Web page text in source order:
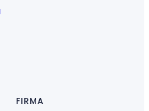
FIRMA